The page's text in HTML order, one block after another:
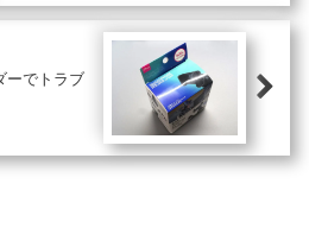
ーでトラブ